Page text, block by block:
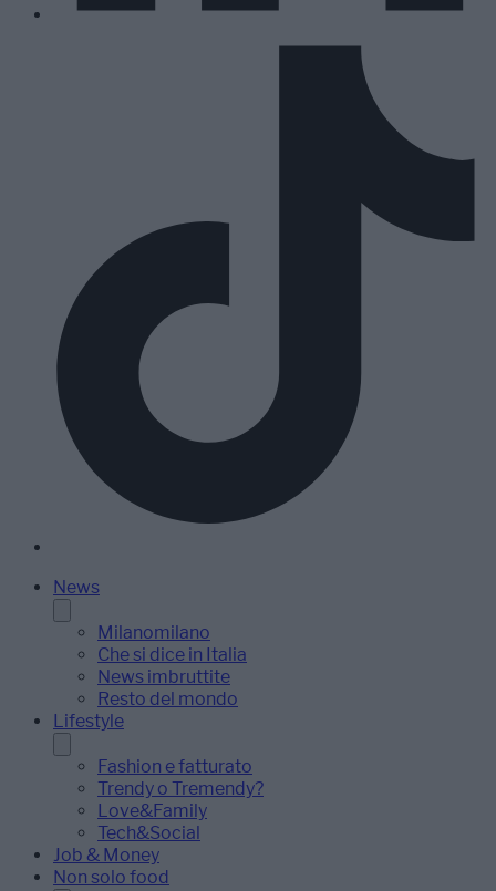
News
Milanomilano
Che si dice in Italia
News imbruttite
Resto del mondo
Lifestyle
Fashion e fatturato
Trendy o Tremendy?
Love&Family
Tech&Social
Job & Money
Non solo food